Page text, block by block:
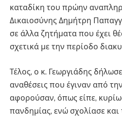
καταδίκη του πρώην
Δικαιοσύνης Δημήτρη
σε άλλα ζητήματα που έχει
σχετικά με την περίοδο
Τέλος, ο κ. Γεωργιάδης
αναθέσεις που έγιναν από
αφορούσαν, όπως είπε,
πανδημίας, ενώ σχολίασε και